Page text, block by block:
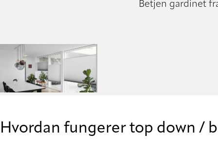
Betjen gardinet
Hvordan fungerer top down /